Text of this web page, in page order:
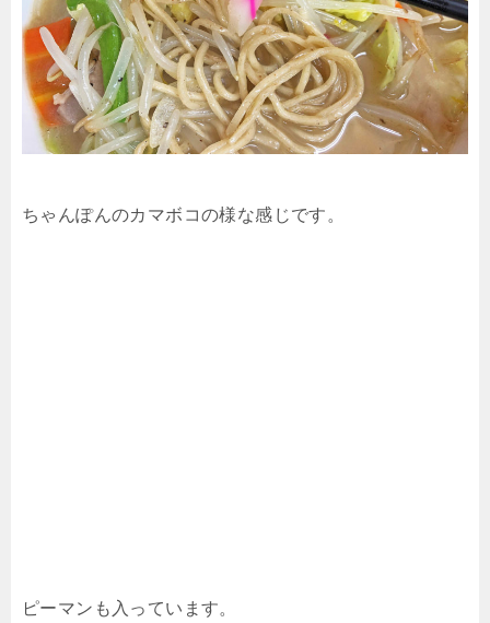
ちゃんぽんのカマボコの様な感じです。
ピーマンも入っています。